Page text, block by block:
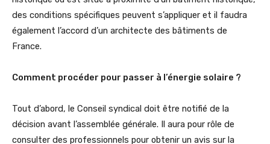
des conditions spécifiques peuvent s’appliquer et il faudra
également l’accord d’un architecte des bâtiments de
France.
Comment procéder pour passer à l’énergie solaire ?
Tout d’abord, le Conseil syndical doit être notifié de la
décision avant l’assemblée générale. Il aura pour rôle de
consulter des professionnels pour obtenir un avis sur la